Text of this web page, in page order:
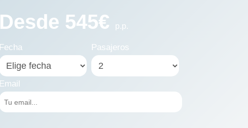
Desde 545€ p.p.
Fecha Pasajeros
Email